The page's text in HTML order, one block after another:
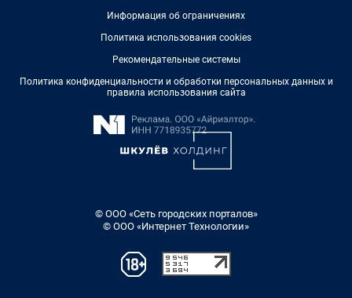
Информация об ограничениях
Политика использования cookies
Рекомендательные системы
Политика конфиденциальности и обработки персональных данных и
правила использования сайта
© ООО «Сеть городских порталов»
© ООО «Интернет Технологии»